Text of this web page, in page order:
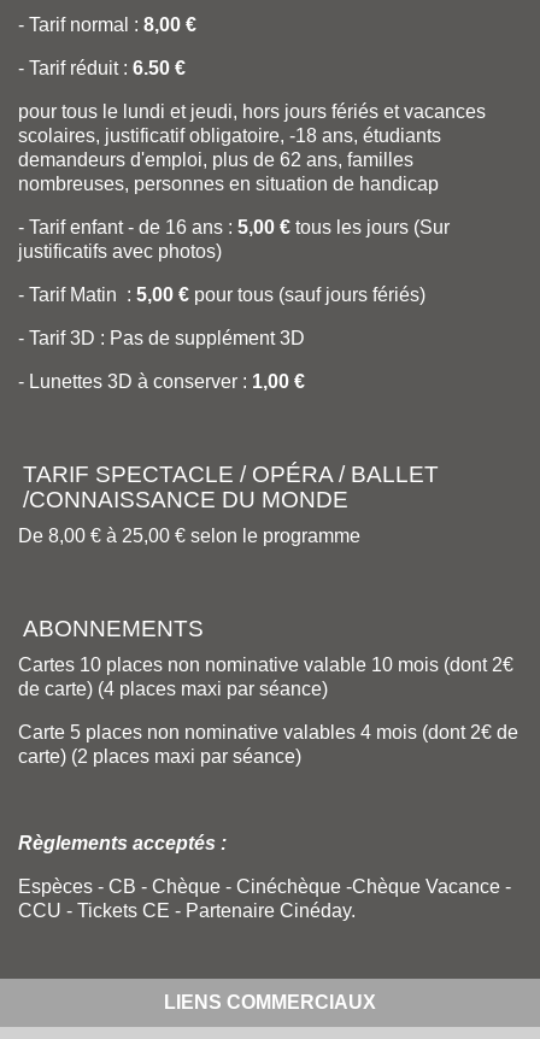
- Tarif normal : 8,00 €
- Tarif réduit : 6.50 €
pour tous le lundi et jeudi, hors jours fériés et vacances
scolaires, justificatif obligatoire, -18 ans, étudiants
demandeurs d'emploi, plus de 62 ans, familles
nombreuses, personnes en situation de handicap
- Tarif enfant - de 16 ans : 5,00 € tous les jours (Sur
justificatifs avec photos)
- Tarif Matin : 5,00 € pour tous (sauf jours fériés)
- Tarif 3D : Pas de supplément 3D
- Lunettes 3D à conserver : 1,00 €
TARIF SPECTACLE / OPÉRA / BALLET
/CONNAISSANCE DU MONDE
De 8,00 € à 25,00 € selon le programme
ABONNEMENTS
Cartes 10 places non nominative valable 10 mois (dont 2€
de carte) (4 places maxi par séance)
Carte 5 places non nominative valables 4 mois (dont 2€ de
carte) (2 places maxi par séance)
Règlements acceptés :
Espèces - CB - Chèque - Cinéchèque -Chèque Vacance -
CCU - Tickets CE - Partenaire Cinéday.
LIENS COMMERCIAUX